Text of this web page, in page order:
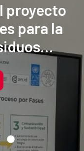
proyecto
para la
zona
la
La